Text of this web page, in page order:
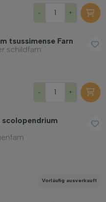
- +
tsussimense Farn
schildfarn
- +
scolopendrium
Vorläufig ausverkauft